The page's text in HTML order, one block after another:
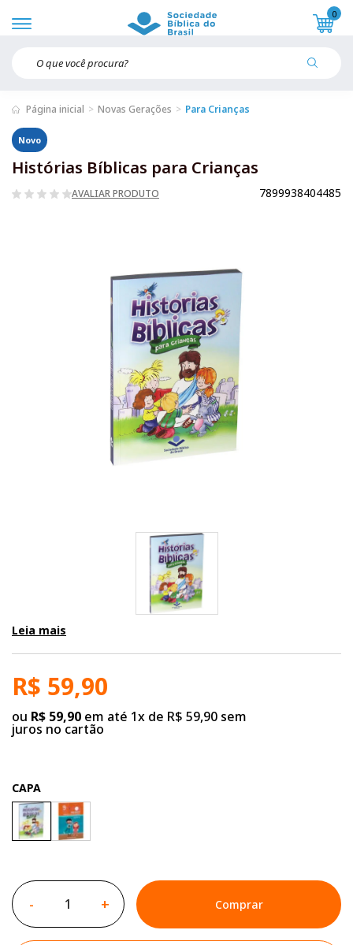
0
Página inicial Novas Gerações Para Crianças
Novo
Histórias Bíblicas para Crianças
AVALIAR PRODUTO 7899938404485
Leia mais
R$ 59,90
ou R$ 59,90 em até 1x de R$ 59,90 sem
juros no cartão
CAPA
- + Comprar